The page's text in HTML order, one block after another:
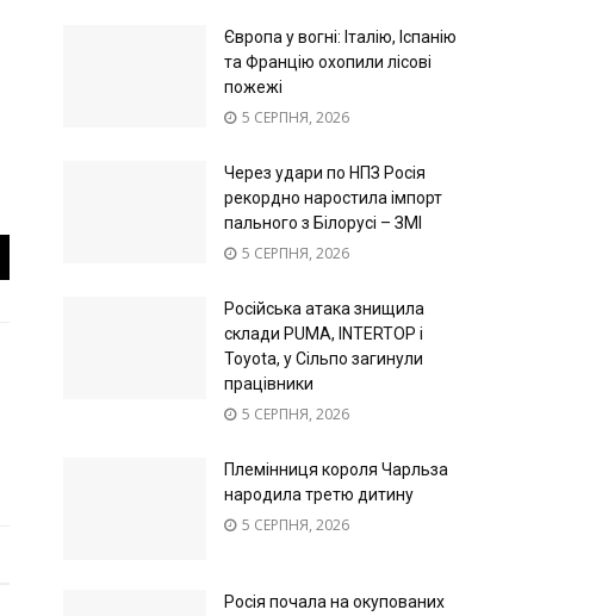
Європа у вогні: Італію, Іспанію
та Францію охопили лісові
пожежі
5 СЕРПНЯ, 2026
Через удари по НПЗ Росія
рекордно наростила імпорт
пального з Білорусі – ЗМІ
5 СЕРПНЯ, 2026
Російська атака знищила
склади PUMA, INTERTOP і
Toyota, у Сільпо загинули
працівники
5 СЕРПНЯ, 2026
Племінниця короля Чарльза
народила третю дитину
5 СЕРПНЯ, 2026
Росія почала на окупованих